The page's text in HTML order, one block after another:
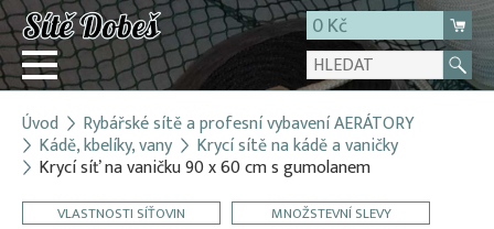
0 Kč
Přihlásit
Registrace
E-shop
Úvod Rybářské sítě a profesní vybavení AERÁTORY
Kádě, kbelíky, vany Krycí sítě na kádě a vaničky
Krycí síť na vaničku 90 x 60 cm s gumolanem
VLASTNOSTI SÍŤOVIN MNOŽSTEVNÍ SLEVY